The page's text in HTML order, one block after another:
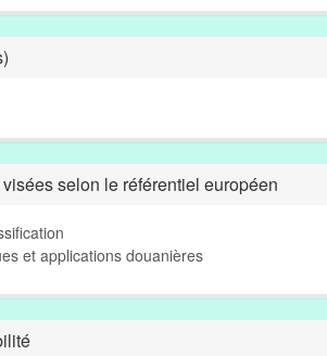
selon le référentiel européen
et applications douanières